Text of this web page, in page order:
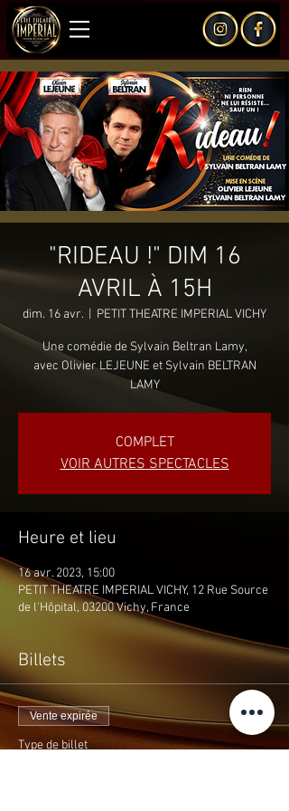
"RIDEAU !" DIM 16
AVRIL À 15H
dim. 16 avr. PETIT THEATRE IMPERIAL VICHY
Une comédie de Sylvain Beltran Lamy,
avec Olivier LEJEUNE et Sylvain BELTRAN
LAMY
COMPLET
VOIR AUTRES SPECTACLES
Heure et lieu
16 avr. 2023, 15:00
PETIT THEATRE IMPERIAL VICHY, 12 Rue Source
de l'Hôpital, 03200 Vichy, France
Billets
Vente expirée
Type de billet